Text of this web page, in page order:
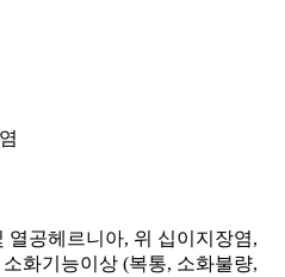
열공헤르니아, 위 십이지장염,
화기능이상 (복통, 소화불량,